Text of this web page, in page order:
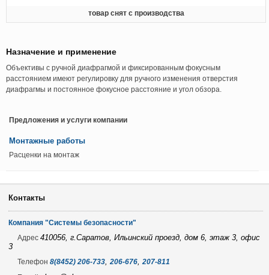
товар снят с производства
Назначение и применение
Объективы с ручной диафрагмой и фиксированным фокусным
расстоянием имеют регулировку для ручного изменения отверстия
диафрагмы и постоянное фокусное расстояние и угол обзора.
Предложения и услуги компании
Монтажные работы
Расценки на монтаж
Контакты
Компания "Системы безопасности"
Адрес 410056, г.Саратов, Ильинский проезд, дом 6, этаж 3, офис
3
Телефон 8(8452) 206-733,206-676,207-811